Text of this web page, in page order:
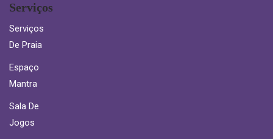
Serviços
Serviços
De Praia
Espaço
Mantra
Sala De
Jogos